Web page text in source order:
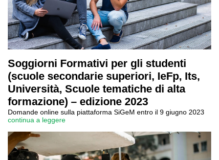
Soggiorni Formativi per gli studenti
(scuole secondarie superiori, IeFp, Its,
Università, Scuole tematiche di alta
formazione) – edizione 2023
Domande online sulla piattaforma SiGeM entro il 9 giugno 2023
continua a leggere